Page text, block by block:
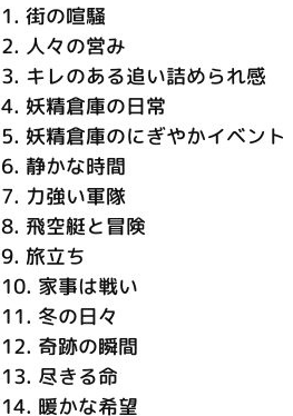
1. 街の喧騒
2. 人々の営み
3. キレのある追い詰められ感
4. 妖精倉庫の日常
5. 妖精倉庫のにぎやかイベント
6. 静かな時間
7. 力強い軍隊
8. 飛空艇と冒険
9. 旅立ち
10. 家事は戦い
11. 冬の日々
12. 奇跡の瞬間
13. 尽きる命
14. 暖かな希望